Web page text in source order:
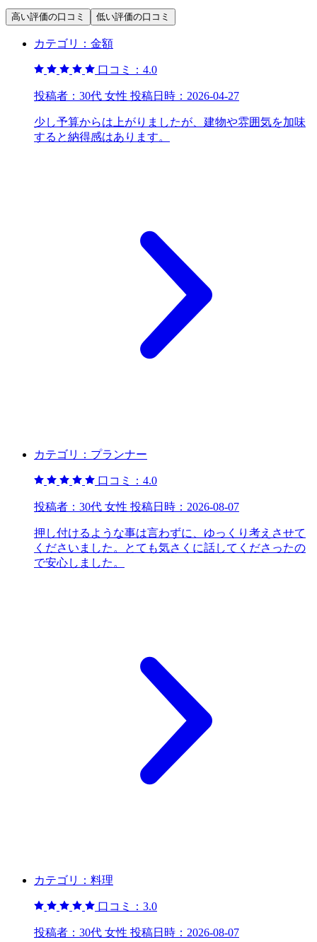
高い評価の口コミ 低い評価の口コミ
カテゴリ： 金額
口コミ： 4.0
投稿者： 30代 女性 投稿日時： 2026-04-27
少し予算からは上がりましたが、建物や雰囲気を加味
すると納得感はあります。
カテゴリ： プランナー
口コミ： 4.0
投稿者： 30代 女性 投稿日時： 2026-08-07
押し付けるような事は言わずに、ゆっくり考えさせて
くださいました。とても気さくに話してくださったの
で安心しました。
カテゴリ： 料理
口コミ： 3.0
投稿者： 30代 女性 投稿日時： 2026-08-07